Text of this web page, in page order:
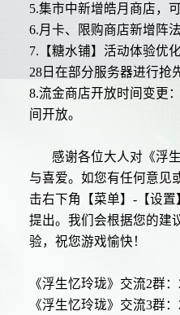
5.集市中新增皓月商店，
6.月卡、限购商店新增阵
7.【糖水铺】活动体验优
28日在部分服务器进行抢
8.流金商店开放时间变更
间开放。
感谢各位大人对《浮生
与喜爱。如您有任何意见
击右下角【菜单】-【设置
提出。我们会根据您的建
验，祝您游戏愉快！
《浮生忆玲珑》交流2群：
《浮生忆玲珑》交流3群：